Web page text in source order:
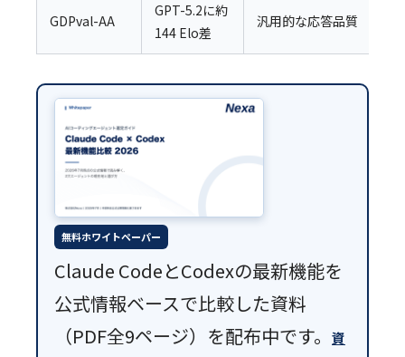
GDPval-AA
GPT-5.2に約
144 Elo差
汎用的な応答品質
無料ホワイトペーパー
Claude CodeとCodexの最新機能を
公式情報ベースで比較した資料
（PDF全9ページ）を配布中です。 資